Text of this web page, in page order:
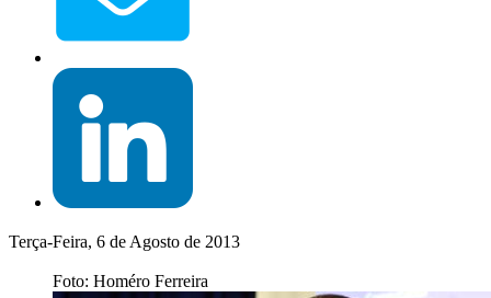
Terça-Feira, 6 de Agosto de 2013
Foto: Homéro Ferreira